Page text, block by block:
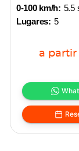
0-100 km/h: 5.5
Lugares: 5
a partir